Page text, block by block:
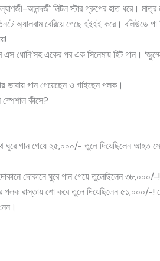
আনন্দজী লিটল স্টার গ্রুপের হাত ধরে।
অ্যালবাম বেরিয়ে গেছে হইহই করে। বলিউডে পা
ধোনি’সহ একের পর এক সিনেমায় হিট গান।
ভাষায় গান গেয়েছেন ও গাইছেন পলক।
কীসে?
ঘুরে গান গেয়ে ২৫,০০০/- তুলে দিয়েছিলেন আহত
দোকানে ঘুরে গান গেয়ে তুলেছিলেন ৩৮,০০০/-!
পলক রাস্তায় শো করে তুলে দিয়েছিলেন